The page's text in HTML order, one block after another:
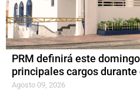
PRM definirá este
principales cargos durante
Agosto 09, 2026